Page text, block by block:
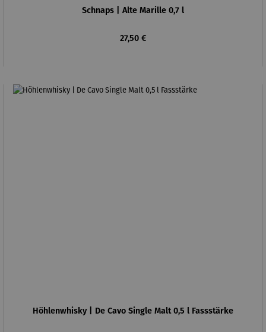
Schnaps | Alte Marille 0,7 l
Regulärer Preis:
27,50 €
Höhlenwhisky | De Cavo Single Malt 0,5 l Fassstärke